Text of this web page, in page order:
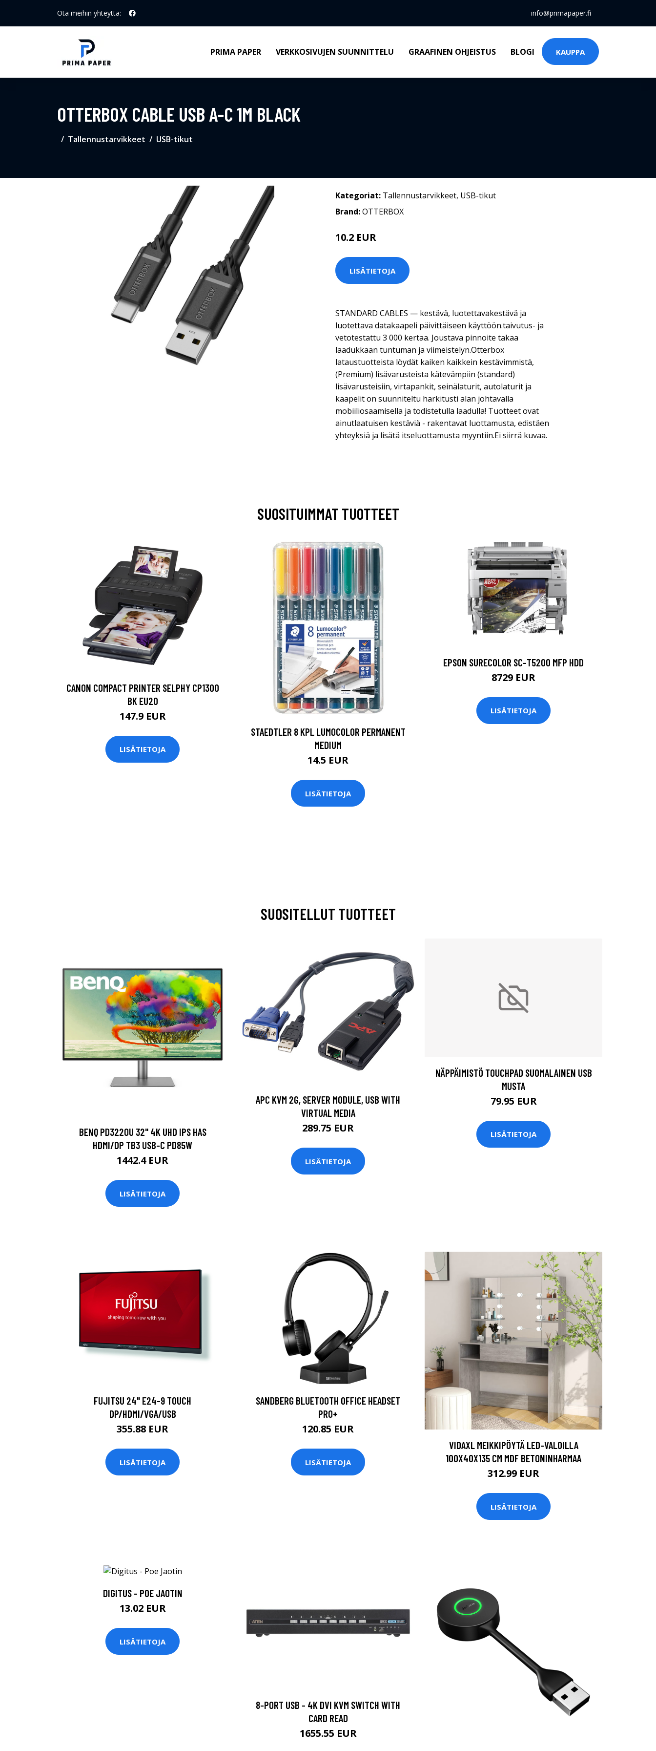
Ota meihin yhteyttä: info@primapaper.fi
PRIMA PAPER VERKKOSIVUJEN SUUNNITTELU GRAAFINEN OHJEISTUS BLOGI KAUPPA
OTTERBOX CABLE USB A-C 1M BLACK
Tallennustarvikkeet USB-tikut
Kategoriat: Tallennustarvikkeet, USB-tikut
Brand:OTTERBOX
10.2 EUR
LISÄTIETOJA
STANDARD CABLES — kestävä, luotettavakestävä ja
luotettava datakaapeli päivittäiseen käyttöön.taivutus- ja
vetotestattu 3 000 kertaa. Joustava pinnoite takaa
laadukkaan tuntuman ja viimeistelyn.Otterbox
lataustuotteista löydät kaiken kaikkein kestävimmistä,
(Premium) lisävarusteista kätevämpiin (standard)
lisävarusteisiin, virtapankit, seinälaturit, autolaturit ja
kaapelit on suunniteltu harkitusti alan johtavalla
mobiiliosaamisella ja todistetulla laadulla! Tuotteet ovat
ainutlaatuisen kestäviä - rakentavat luottamusta, edistäen
yhteyksiä ja lisätä itseluottamusta myyntiin.Ei siirrä kuvaa.
SUOSITUIMMAT TUOTTEET
CANON COMPACT PRINTER SELPHY CP1300
BK EU20
147.9 EUR
LISÄTIETOJA
STAEDTLER 8 KPL LUMOCOLOR PERMANENT
MEDIUM
14.5 EUR
LISÄTIETOJA
EPSON SURECOLOR SC-T5200 MFP HDD
8729 EUR
LISÄTIETOJA
SUOSITELLUT TUOTTEET
BENQ PD3220U 32" 4K UHD IPS HAS
HDMI/DP TB3 USB-C PD85W
1442.4 EUR
LISÄTIETOJA
APC KVM 2G, SERVER MODULE, USB WITH
VIRTUAL MEDIA
289.75 EUR
LISÄTIETOJA
NÄPPÄIMISTÖ TOUCHPAD SUOMALAINEN USB
MUSTA
79.95 EUR
LISÄTIETOJA
FUJITSU 24" E24-9 TOUCH
DP/HDMI/VGA/USB
355.88 EUR
LISÄTIETOJA
SANDBERG BLUETOOTH OFFICE HEADSET
PRO+
120.85 EUR
LISÄTIETOJA
VIDAXL MEIKKIPÖYTÄ LED-VALOILLA
100X40X135 CM MDF BETONINHARMAA
312.99 EUR
LISÄTIETOJA
DIGITUS - POE JAOTIN
13.02 EUR
LISÄTIETOJA
8-PORT USB - 4K DVI KVM SWITCH WITH
CARD READ
1655.55 EUR